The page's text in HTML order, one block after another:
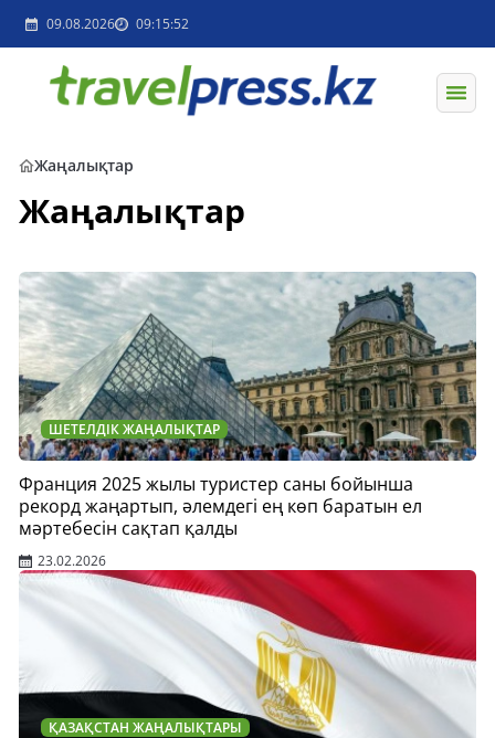
09.08.2026 09:15:52
Жаңалықтар
Жаңалықтар
ШЕТЕЛДІК ЖАҢАЛЫҚТАР
Франция 2025 жылы туристер саны бойынша
рекорд жаңартып, әлемдегі ең көп баратын ел
мәртебесін сақтап қалды
23.02.2026
ҚАЗАҚСТАН ЖАҢАЛЫҚТАРЫ